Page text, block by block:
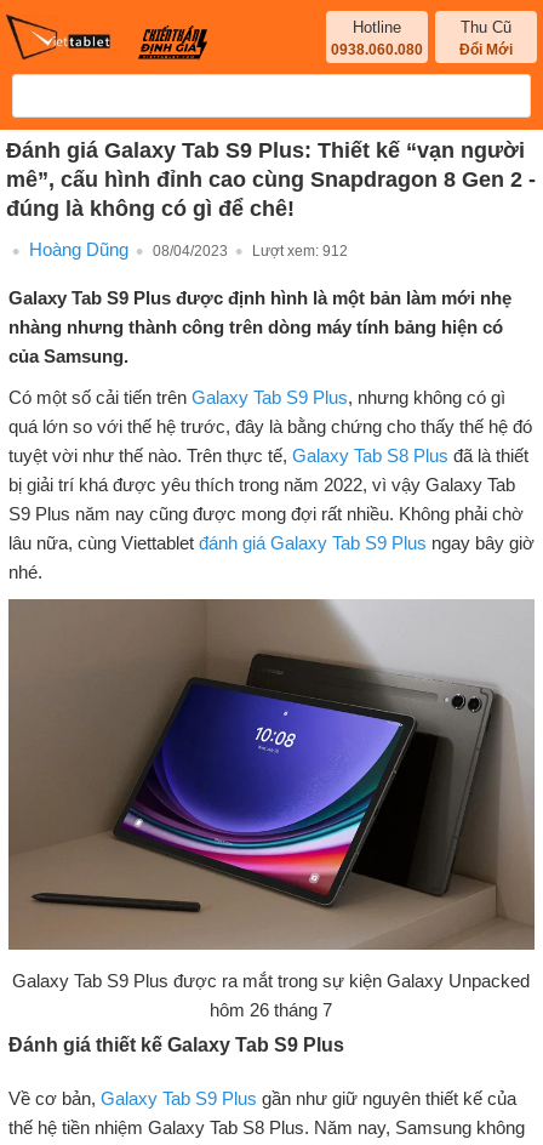
Hotline
0938.060.080
Thu Cũ
Đổi Mới
Đánh giá Galaxy Tab S9 Plus: Thiết kế “vạn người
mê”, cấu hình đỉnh cao cùng Snapdragon 8 Gen 2 -
đúng là không có gì để chê!
Hoàng Dũng 08/04/2023 Lượt xem: 912
Galaxy Tab S9 Plus được định hình là một bản làm mới nhẹ
nhàng nhưng thành công trên dòng máy tính bảng hiện có
của Samsung.
Có một số cải tiến trên Galaxy Tab S9 Plus, nhưng không có gì
quá lớn so với thế hệ trước, đây là bằng chứng cho thấy thế hệ đó
tuyệt vời như thế nào. Trên thực tế, Galaxy Tab S8 Plus đã là thiết
bị giải trí khá được yêu thích trong năm 2022, vì vậy Galaxy Tab
S9 Plus năm nay cũng được mong đợi rất nhiều. Không phải chờ
lâu nữa, cùng Viettablet đánh giá Galaxy Tab S9 Plus ngay bây giờ
nhé.
Galaxy Tab S9 Plus được ra mắt trong sự kiện Galaxy Unpacked
hôm 26 tháng 7
Đánh giá thiết kế Galaxy Tab S9 Plus
Về cơ bản, Galaxy Tab S9 Plus gần như giữ nguyên thiết kế của
thế hệ tiền nhiệm Galaxy Tab S8 Plus. Năm nay, Samsung không